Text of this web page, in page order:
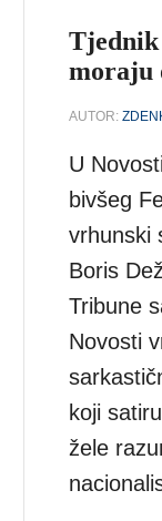
Tjednik
moraju
AUTOR:
U
bivšeg
vrhunski
Boris
Tribune
Novosti
koji
žele